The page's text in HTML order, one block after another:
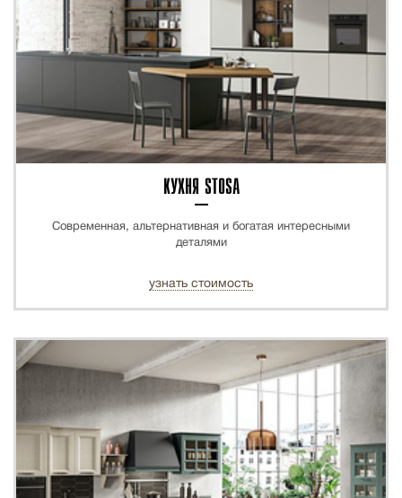
КУХНЯ STOSA
Современная, альтернативная и богатая интересными
деталями
узнать стоимость